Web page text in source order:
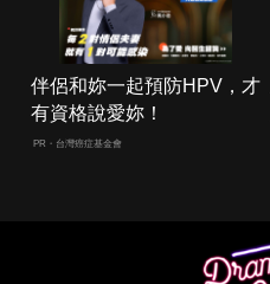
伴侶和妳一起預防HPV，才
有資格說愛妳！
PR・台灣癌症基金會